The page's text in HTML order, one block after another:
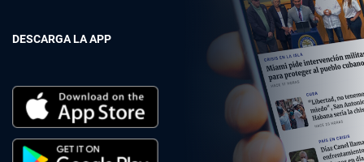
DESCARGA LA APP